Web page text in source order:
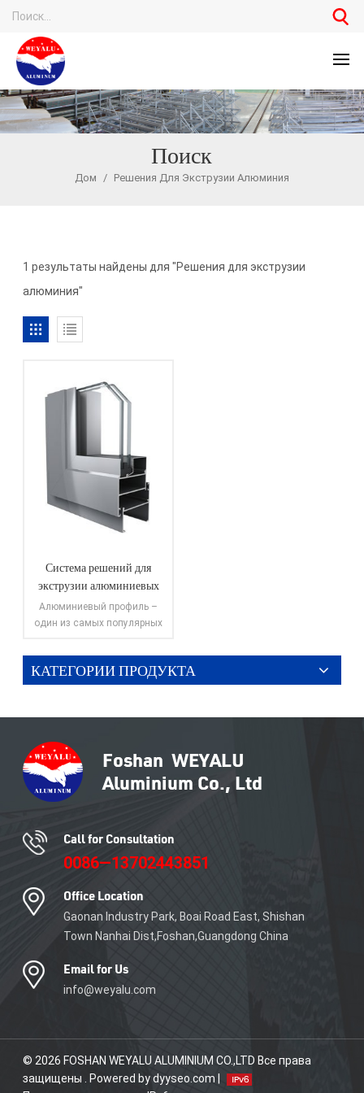
Поиск
Дом / Решения Для Экструзии Алюминия
1 результаты найдены для "Решения для экструзии
алюминия"
Система решений для
экструзии алюминиевых
окон и дверей Weyalu
Алюминиевый профиль –
один из самых популярных
изделий. Изделия из
экструдированного
алюминия каждый день
в инновационных областях
использования
алюминиевых профилей не
имеют границ. Благодаря
своей прочности, гибкости,
устойчивости они
секторов конечных
строительство, транспорт,
электротехника,
машиностроение и
длительного пользования.
ПОСМОТРЕТЬ
КАТЕГОРИИ ПРОДУКТА
Call for Consultation
0086—13702443851
Office Location
Gaonan Industry Park, Boai Road East, Shishan
Town Nanhai Dist,Foshan,Guangdong China
Email for Us
info@weyalu.com
© 2026 FOSHAN WEYALU ALUMINIUM CO.,LTD Все права
защищены . Powered by dyyseo.com |